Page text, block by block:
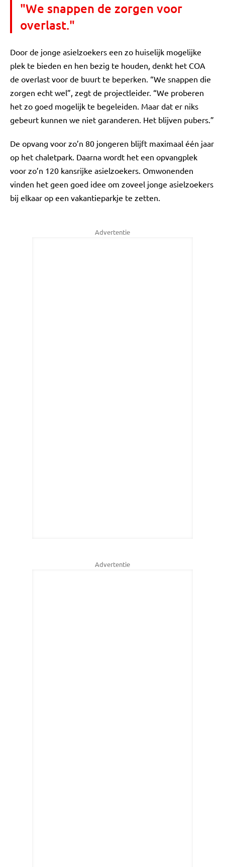
"We snappen de zorgen voor
overlast."
Door de jonge asielzoekers een zo huiselijk mogelijke
plek te bieden en hen bezig te houden, denkt het COA
de overlast voor de buurt te beperken. “We snappen die
zorgen echt wel”, zegt de projectleider. “We proberen
het zo goed mogelijk te begeleiden. Maar dat er niks
gebeurt kunnen we niet garanderen. Het blijven pubers.”
De opvang voor zo’n 80 jongeren blijft maximaal één jaar
op het chaletpark. Daarna wordt het een opvangplek
voor zo’n 120 kansrijke asielzoekers. Omwonenden
vinden het geen goed idee om zoveel jonge asielzoekers
bij elkaar op een vakantieparkje te zetten.
Advertentie
Advertentie